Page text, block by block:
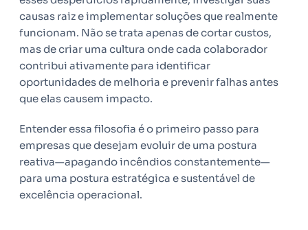
causas raiz e implementar soluções que realmente
funcionam. Não se trata apenas de cortar custos,
mas de criar uma cultura onde cada colaborador
contribui ativamente para identificar
oportunidades de melhoria e prevenir falhas antes
que elas causem impacto.
Entender essa filosofia é o primeiro passo para
empresas que desejam evoluir de uma postura
reativa—apagando incêndios constantemente—
para uma postura estratégica e sustentável de
excelência operacional.